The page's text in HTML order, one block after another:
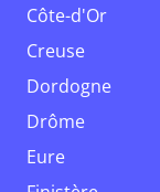
Côte-d'Or
Creuse
Dordogne
Drôme
Eure